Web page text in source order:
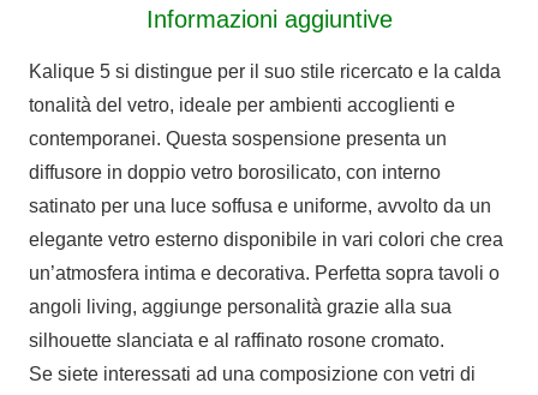
Informazioni aggiuntive
Kalique 5 si distingue per il suo stile ricercato e la calda
tonalità del vetro, ideale per ambienti accoglienti e
contemporanei. Questa sospensione presenta un
diffusore in doppio vetro borosilicato, con interno
satinato per una luce soffusa e uniforme, avvolto da un
elegante vetro esterno disponibile in vari colori che crea
un’atmosfera intima e decorativa. Perfetta sopra tavoli o
angoli living, aggiunge personalità grazie alla sua
silhouette slanciata e al raffinato rosone cromato.
Se siete interessati ad una composizione con vetri di